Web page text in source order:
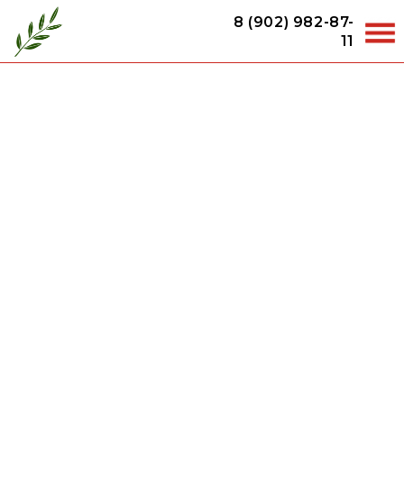
8 (902) 982-87-
11